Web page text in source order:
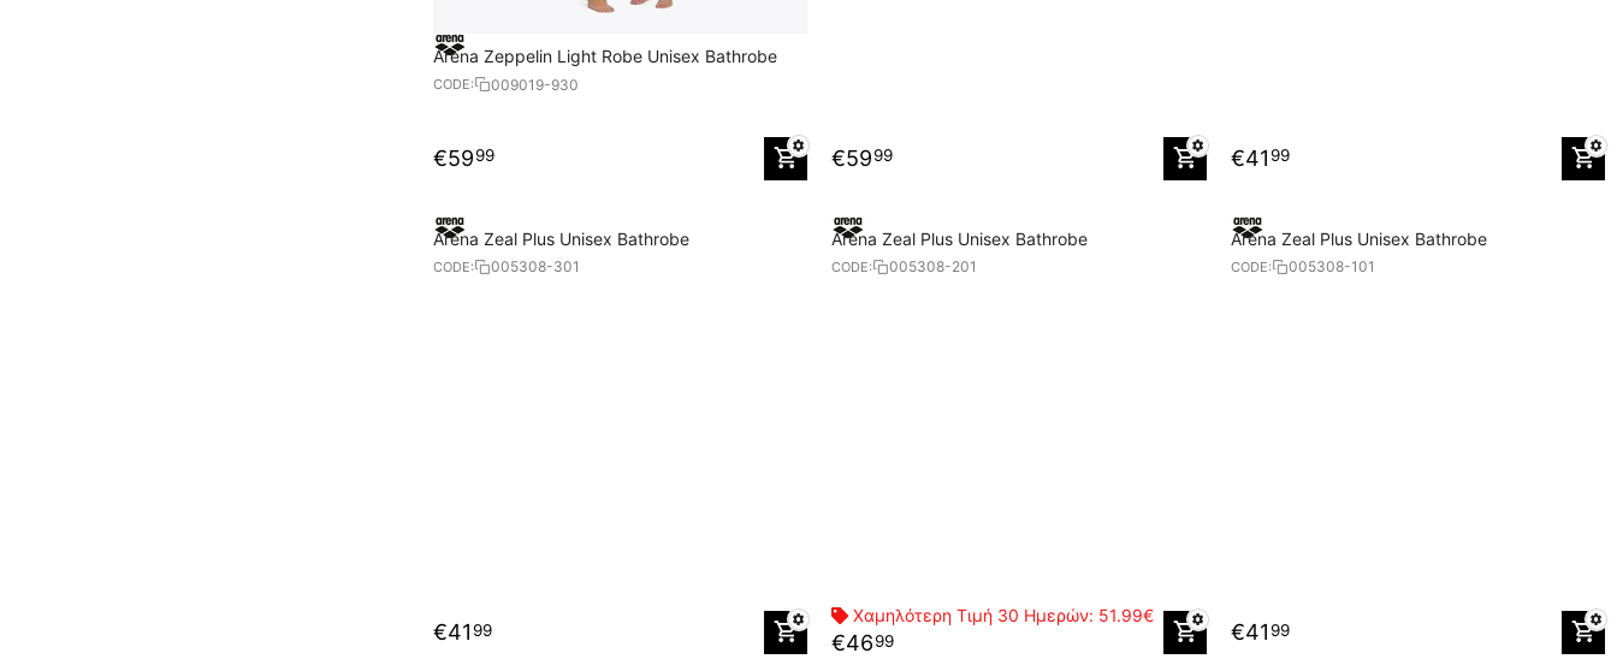
Arena Zeppelin Light Robe Unisex Bathrobe
CODE: 009019-930
€5999 €5999 €41 99
Arena Zeal Plus Unisex Bathrobe
CODE: 005308-301
€41 99
Arena Zeal Plus Unisex Bathrobe
CODE: 005308-201
Χαμηλότερη Τιμή 30 Ημερών: 51.99€
€4699
Arena Zeal Plus Unisex Bathrobe
CODE: 005308-101
€41 99